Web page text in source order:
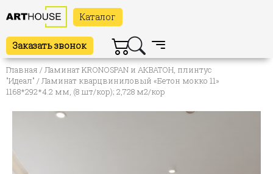
Каталог
Заказать звонок
Главная /Ламинат KRONOSPAN и АКВАТОН, плинтус
"Идеал" / Ламинат кварцвиниловый «Бетон мокко 11»
1168*292*4.2 мм, (8 шт/кор); 2,728 м2/кор